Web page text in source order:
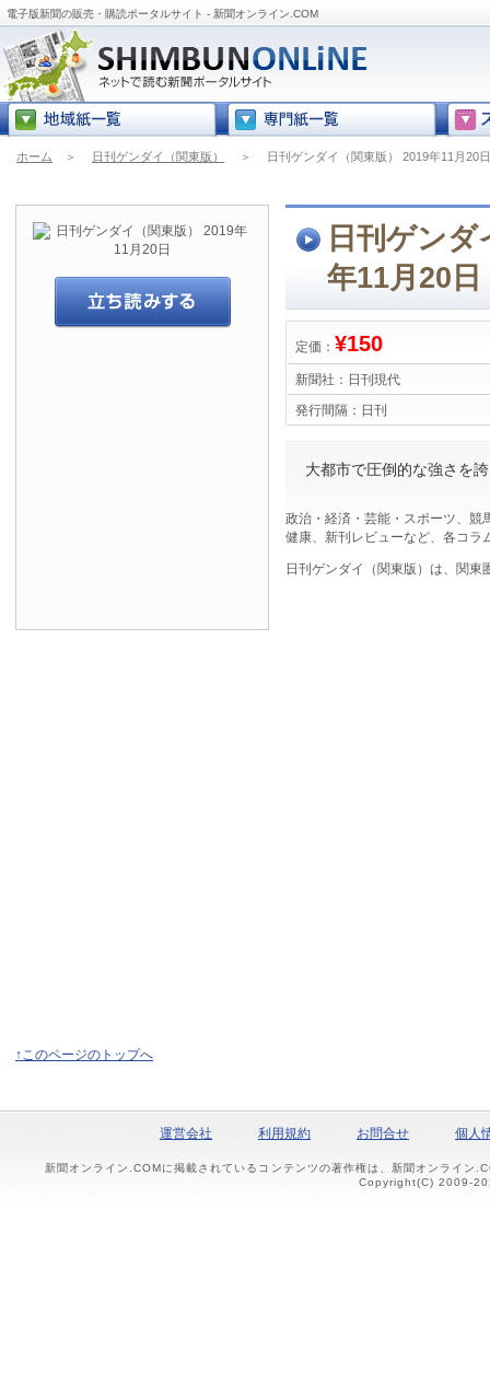
電子版新聞の販売・購読ポータルサイト - 新聞オンライン.COM
ホーム ＞ 日刊ゲンダイ（関東版） ＞ 日刊ゲンダイ（関東版） 2019年11月20日
日刊ゲン
年11月20日
定価： ¥150
新聞社： 日刊現代
発行間隔： 日刊
大都市で圧倒的な強さを
政治・経済・芸能・スポーツ、競
健康、新刊レビューなど、各コラ
日刊ゲンダイ（関東版）は、関
↑このページのトップへ
運営会社 利用規約 お問合せ 個人
新聞オンライン.COMに掲載されているコンテンツの著作権は、新聞オンライン
Copyright(C) 2009-